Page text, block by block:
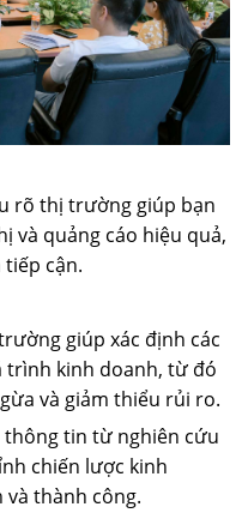
rõ thị trường giúp bạn
và quảng cáo hiệu quả,
cận.
giúp xác định các
kinh doanh, từ đó
và giảm thiểu rủi ro.
thông tin từ nghiên cứu
chiến lược kinh
thành công.